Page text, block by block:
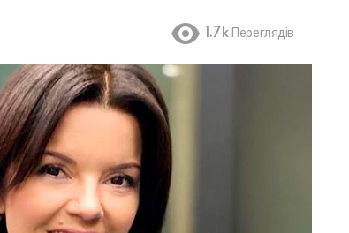
1.7k Переглядів